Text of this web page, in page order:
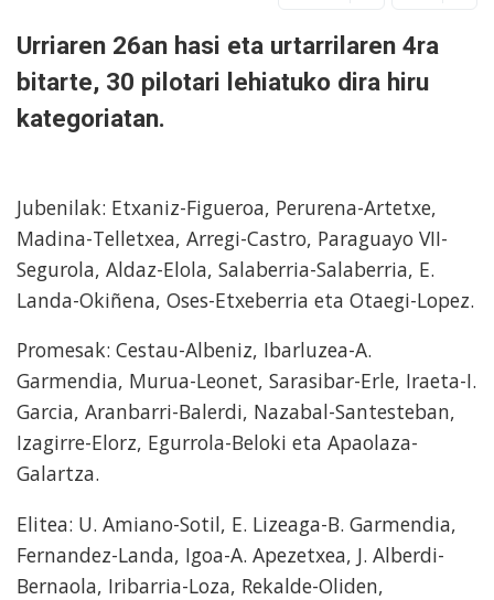
Urriaren 26an hasi eta urtarrilaren 4ra
bitarte, 30 pilotari lehiatuko dira hiru
kategoriatan.
Jubenilak: Etxaniz-Figueroa, Perurena-Artetxe,
Madina-Telletxea, Arregi-Castro, Paraguayo VII-
Segurola, Aldaz-Elola, Salaberria-Salaberria, E.
Landa-Okiñena, Oses-Etxeberria eta Otaegi-Lopez.
Promesak: Cestau-Albeniz, Ibarluzea-A.
Garmendia, Murua-Leonet, Sarasibar-Erle, Iraeta-I.
Garcia, Aranbarri-Balerdi, Nazabal-Santesteban,
Izagirre-Elorz, Egurrola-Beloki eta Apaolaza-
Galartza.
Elitea: U. Amiano-Sotil, E. Lizeaga-B. Garmendia,
Fernandez-Landa, Igoa-A. Apezetxea, J. Alberdi-
Bernaola, Iribarria-Loza, Rekalde-Oliden,